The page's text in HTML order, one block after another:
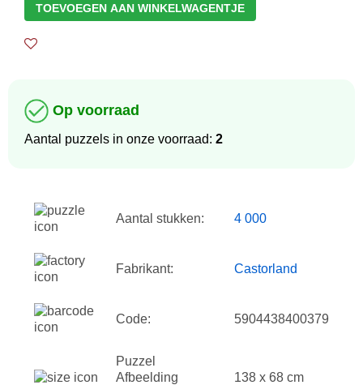
TOEVOEGEN AAN WINKELWAGENTJE
Op voorraad
Aantal puzzels in onze voorraad: 2
Aantal stukken: 4 000
Fabrikant: Castorland
Code: 5904438400379
Puzzel
Afbeelding
138 x 68 cm